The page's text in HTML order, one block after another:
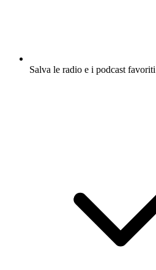
Salva le radio e i podcast favoriti